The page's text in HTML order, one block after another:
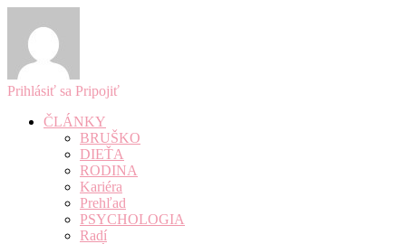
Prihlásiť sa Pripojiť
ČLÁNKY
BRUŠKO
DIEŤA
RODINA
Kariéra
Prehľad
PSYCHOLOGIA
Radí